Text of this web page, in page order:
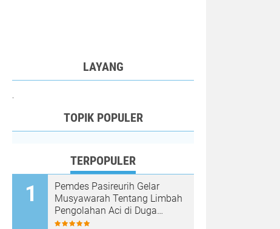
LAYANG
TOPIK POPULER
TERPOPULER
Pemdes Pasireurih Gelar
Musyawarah Tentang Limbah
Pengolahan Aci di Duga
Cemari Sungai Cisata